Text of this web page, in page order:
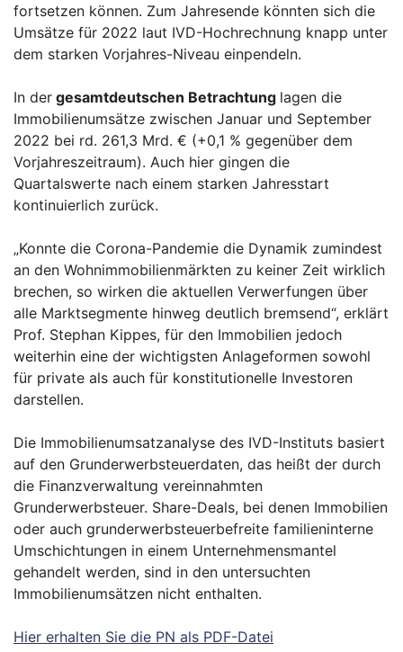
fortsetzen können. Zum Jahresende könnten sich die
Umsätze für 2022 laut IVD-Hochrechnung knapp unter
dem starken Vorjahres-Niveau einpendeln.
In der gesamtdeutschen Betrachtung lagen die
Immobilienumsätze zwischen Januar und September
2022 bei rd. 261,3 Mrd. € (+0,1 % gegenüber dem
Vorjahreszeitraum). Auch hier gingen die
Quartalswerte nach einem starken Jahresstart
kontinuierlich zurück.
„Konnte die Corona-Pandemie die Dynamik zumindest
an den Wohnimmobilienmärkten zu keiner Zeit wirklich
brechen, so wirken die aktuellen Verwerfungen über
alle Marktsegmente hinweg deutlich bremsend“, erklärt
Prof. Stephan Kippes, für den Immobilien jedoch
weiterhin eine der wichtigsten Anlageformen sowohl
für private als auch für konstitutionelle Investoren
darstellen.
Die Immobilienumsatzanalyse des IVD-Instituts basiert
auf den Grunderwerbsteuerdaten, das heißt der durch
die Finanzverwaltung vereinnahmten
Grunderwerbsteuer. Share-Deals, bei denen Immobilien
oder auch grunderwerbsteuerbefreite familieninterne
Umschichtungen in einem Unternehmensmantel
gehandelt werden, sind in den untersuchten
Immobilienumsätzen nicht enthalten.
Hier erhalten Sie die PN als PDF-Datei